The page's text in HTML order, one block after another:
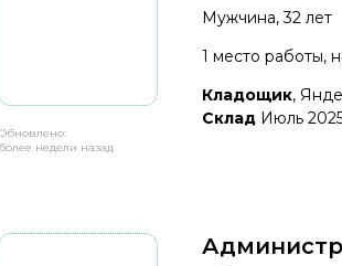
более недели назад
Мужчина, 32 лет
1 место работы,
Кладощик,
Склад Июль